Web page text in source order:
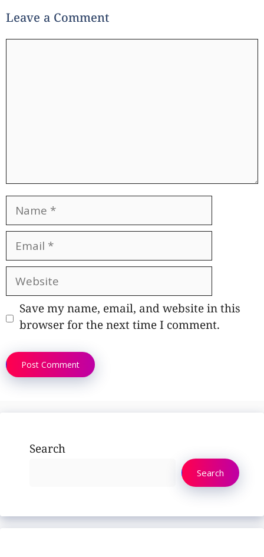
Leave a Comment
Name
Email
Website
Save my name, email, and website in this
browser for the next time I comment.
Search
Search